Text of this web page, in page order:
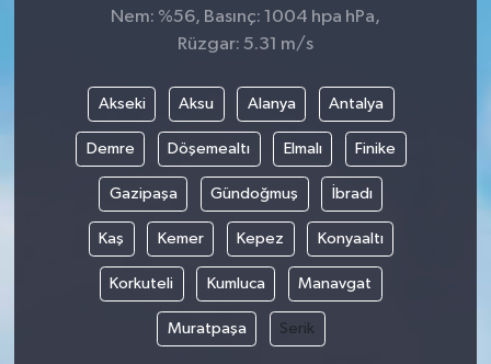
Nem: %56, Basınç: 1004 hpa hPa,
Rüzgar: 5.31 m/s
Akseki Aksu Alanya Antalya
Demre Döşemealtı Elmalı Finike
Gazipaşa Gündoğmuş İbradı
Kaş Kemer Kepez Konyaaltı
Korkuteli Kumluca Manavgat
Muratpaşa Serik